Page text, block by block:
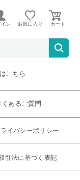
イン お気に入り
ただいま取り扱い
こちら
くあるご質問
イバシーポリシー
引法に基づく表記